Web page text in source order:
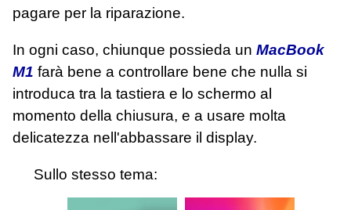
pagare per la riparazione.
In ogni caso, chiunque possieda un MacBook
M1 farà bene a controllare bene che nulla si
introduca tra la tastiera e lo schermo al
momento della chiusura, e a usare molta
delicatezza nell'abbassare il display.
Sullo stesso tema: